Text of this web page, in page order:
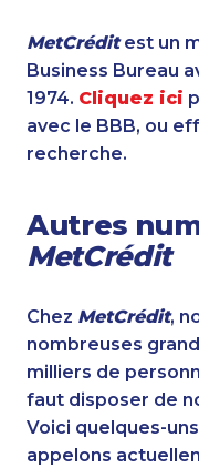
MetCréditest un
Business Bureau
1974. Cliquez ici
avec le BBB, ou
recherche.
Autres
MetCrédit
Chez MetCrédit,
nombreuses
milliers de
faut disposer de
Voici quelques-
appelons